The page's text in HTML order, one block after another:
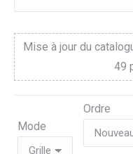
Mise à jour du
49
Mode
Ordre